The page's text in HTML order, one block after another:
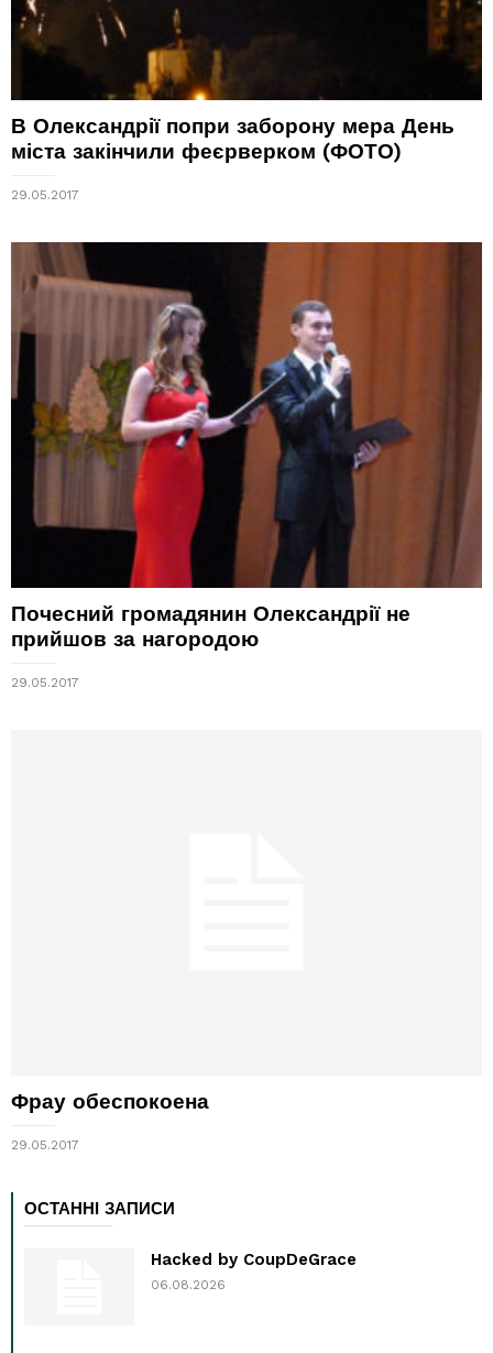
В Олександрії попри заборону мера День
міста закінчили феєрверком (ФОТО)
29.05.2017
Почесний громадянин Олександрії не
прийшов за нагородою
29.05.2017
Фрау обеспокоена
29.05.2017
ОСТАННІ ЗАПИСИ
Hacked by CoupDeGrace
06.08.2026